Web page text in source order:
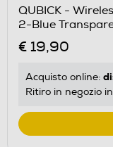
QUBICK -
2-Blue
€ 19,90
Acquisto online:
Ritiro in negozio